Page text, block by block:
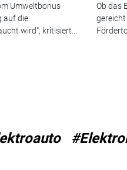
Umweltbonus
auf die
wird", kritisiert...
Ob das